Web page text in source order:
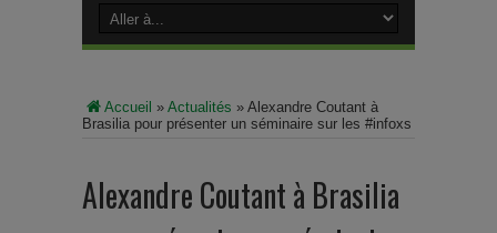
Accueil » Actualités » Alexandre Coutant à
Brasilia pour présenter un séminaire sur les #infoxs
Alexandre Coutant à Brasilia